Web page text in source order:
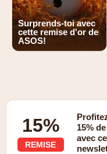
Surprends-toi avec
cette remise d'or de
ASOS!
15%
REMISE
15%
avec